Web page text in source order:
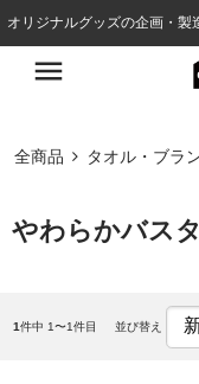
オリジナルグッズの企画・
全商品 タオル・ブラ
やわらかバス
1件中 1〜1件目 並び替え